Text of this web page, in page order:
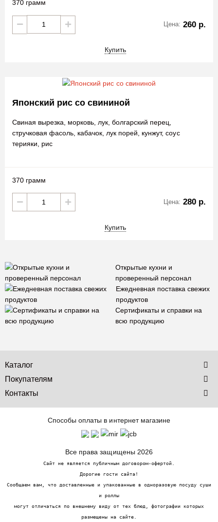
370 грамм
Цена: 260 р.
Купить
Японский рис со свининой
Свиная вырезка, морковь, лук, болгарский перец,
стручковая фасоль, кабачок, лук порей, кунжут, соус
терияки, рис
370 грамм
Цена: 280 р.
Купить
Открытые кухни и
проверенный персонал
Ежедневная поставка свежих
продуктов
Сертификаты и справки на
всю продукцию
Каталог
Покупателям
Контакты
Способы оплаты в интернет магазине
Все права защищены 2026
Сайт не является публичным договором-офертой.
Дорогие гости сайта!
Сообщаем вам, что доставленные и упакованные в одноразовую посуду суши
и роллы
могут отличаться по внешнему виду от тех блюд, фотографии которых
размещены на сайте.